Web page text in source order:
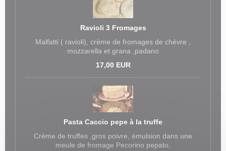
Ravioli 3 Fromages
Malfatti ( ravioli), crème de fromages de chèvre ,
mozzarella et grana ,padano
17,00 EUR
Pasta Caccio pepe à la truffe
Crème de truffes ,gros poivre, émulsion dans une
meule de fromage Pecorino pepato,